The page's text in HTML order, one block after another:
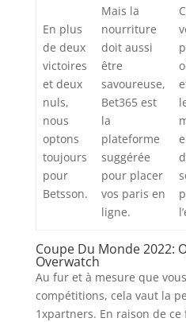
En plus
de deux
victoires
et deux
nuls,
nous
optons
toujours
pour
Betsson.
Mais la
nourriture
doit aussi
être
savoureuse,
Bet365 est
la
plateforme
suggérée
pour placer
vos paris en
ligne.
Coupe Du Monde 2022:
Overwatch
Au fur et à mesure que
compétitions, cela vaut la
1xpartners. En raison de